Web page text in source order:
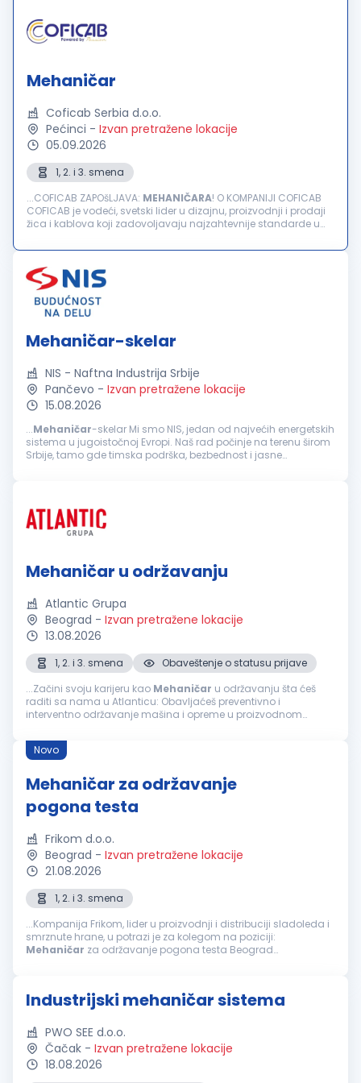
Mehaničar
Coficab Serbia d.o.o.
Pećinci - Izvan pretražene lokacije
05.09.2026
1, 2. i 3. smena
...COFICAB ZAPOšLJAVA: MEHANIČARA! O KOMPANIJI COFICAB
COFICAB je vodeći, svetski lider u dizajnu, proizvodnji i prodaji
žica i kablova koji zadovoljavaju najzahtevnije standarde u
Mehaničar-skelar
NIS - Naftna Industrija Srbije
Pančevo - Izvan pretražene lokacije
15.08.2026
...Mehaničar-skelar Mi smo NIS, jedan od najvećih energetskih
sistema u jugoistočnoj Evropi. Naš rad počinje na terenu širom
Srbije, tamo gde timska podrška, bezbednost i jasne
Mehaničar u održavanju
Atlantic Grupa
Beograd - Izvan pretražene lokacije
13.08.2026
1, 2. i 3. smena
Obaveštenje o statusu prijave
...Začini svoju karijeru kao Mehaničar u održavanju šta ćeš
raditi sa nama u Atlanticu: Obavljaćeš preventivno i
interventno održavanje mašina i opreme u proizvodnom
remontima, montaži...
Novo
Mehaničar za održavanje
pogona testa
Frikom d.o.o.
Beograd - Izvan pretražene lokacije
21.08.2026
1, 2. i 3. smena
...Kompanija Frikom, lider u proizvodnji i distribuciji sladoleda i
smrznute hrane, u potrazi je za kolegom na poziciji:
Mehaničar za održavanje pogona testa Beograd
Industrijski mehaničar sistema
PWO SEE d.o.o.
Čačak - Izvan pretražene lokacije
18.08.2026